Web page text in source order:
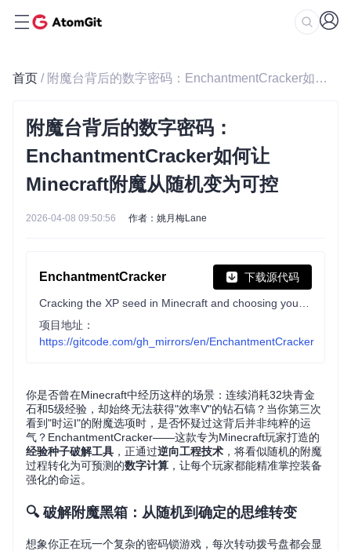
首页 / 附魔台背后的数字密码：EnchantmentCracker如何让Minecraft附魔从随机变为可控
附魔台背后的数字密码：
EnchantmentCracker如何让
Minecraft附魔从随机变为可控
2026-04-08 09:50:56 作者：姚月梅Lane
EnchantmentCracker 下载源代码
项目地址：
https://gitcode.com/gh_mirrors/en/EnchantmentCracker
你是否曾在Minecraft中经历这样的场景：连续消耗32块青金
石和5级经验，却始终无法获得"效率V"的钻石镐？当你第三次
看到"时运I"的附魔选项时，是否怀疑过这背后并非纯粹的运
气？EnchantmentCracker——这款专为Minecraft玩家打造的
经验种子破解工具 ，正通过逆向工程技术 ，将看似随机的附魔
过程转化为可预测的数字计算 ，让每个玩家都能精准掌控装备
强化的命运。
🔍 破解附魔黑箱：从随机到确定的思维转变
想象你正在玩一个复杂的密码锁游戏，每次转动拨号盘都会显